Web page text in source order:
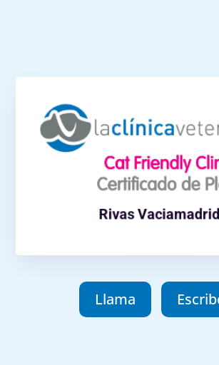
Rivas Vaciamadrid
María Zambrano, 3, 28529. Rivas
Horario
L-X-V de 10:00 a 17:30
M-J de 13:00 a 20:00
Llama